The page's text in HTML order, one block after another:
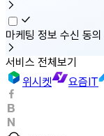
마케팅 정보 수신 동의
서비스 전체보기
위시켓
요즘IT